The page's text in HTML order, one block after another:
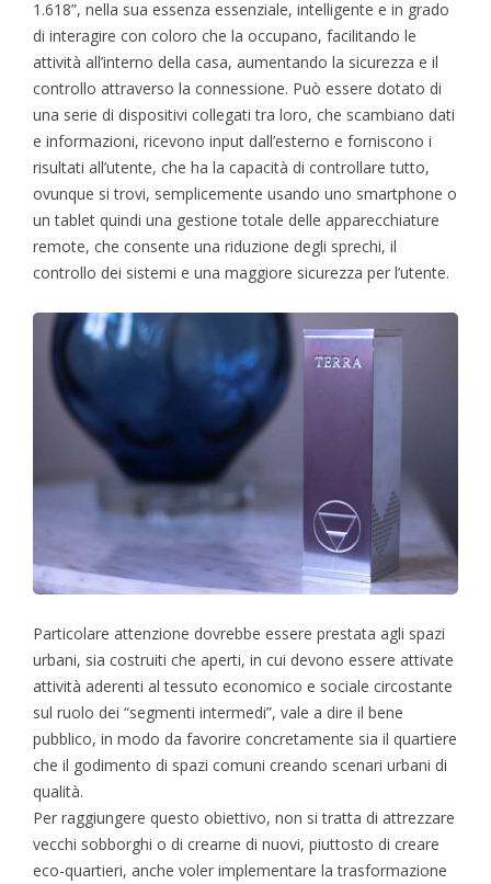
1.618”, nella sua essenza essenziale, intelligente e in grado
di interagire con coloro che la occupano, facilitando le
attività all’interno della casa, aumentando la sicurezza e il
controllo attraverso la connessione. Può essere dotato di
una serie di dispositivi collegati tra loro, che scambiano dati
e informazioni, ricevono input dall’esterno e forniscono i
risultati all’utente, che ha la capacità di controllare tutto,
ovunque si trovi, semplicemente usando uno smartphone o
un tablet quindi una gestione totale delle apparecchiature
remote, che consente una riduzione degli sprechi, il
controllo dei sistemi e una maggiore sicurezza per l’utente.
Particolare attenzione dovrebbe essere prestata agli spazi
urbani, sia costruiti che aperti, in cui devono essere attivate
attività aderenti al tessuto economico e sociale circostante
sul ruolo dei “segmenti intermedi”, vale a dire il bene
pubblico, in modo da favorire concretamente sia il quartiere
che il godimento di spazi comuni creando scenari urbani di
qualità.
Per raggiungere questo obiettivo, non si tratta di attrezzare
vecchi sobborghi o di crearne di nuovi, piuttosto di creare
eco-quartieri, anche voler implementare la trasformazione